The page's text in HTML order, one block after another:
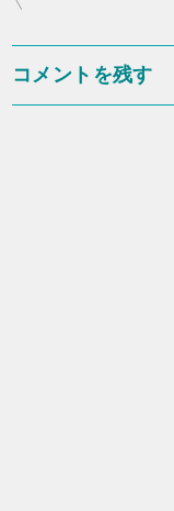
コメントを残す